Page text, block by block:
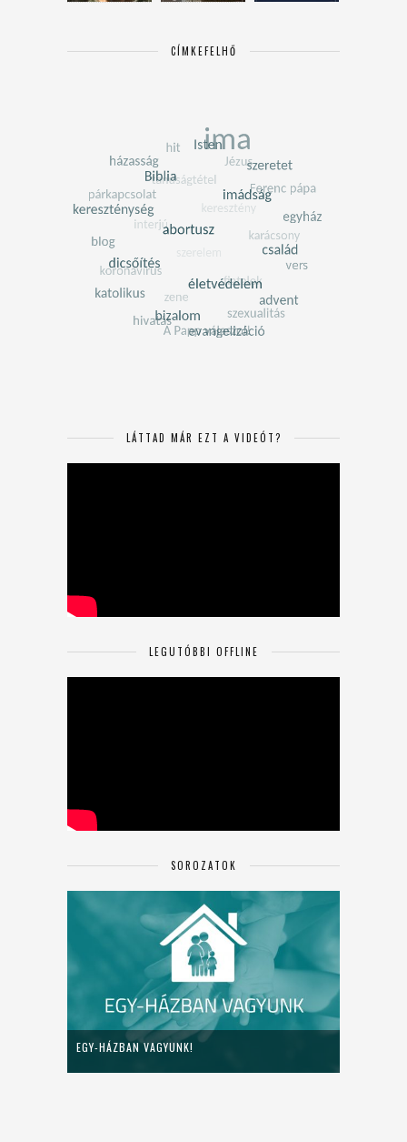
CÍMKEFELHŐ
LÁTTAD MÁR EZT A VIDEÓT?
LEGUTÓBBI OFFLINE
SOROZATOK
EGY-HÁZBAN VAGYUNK!